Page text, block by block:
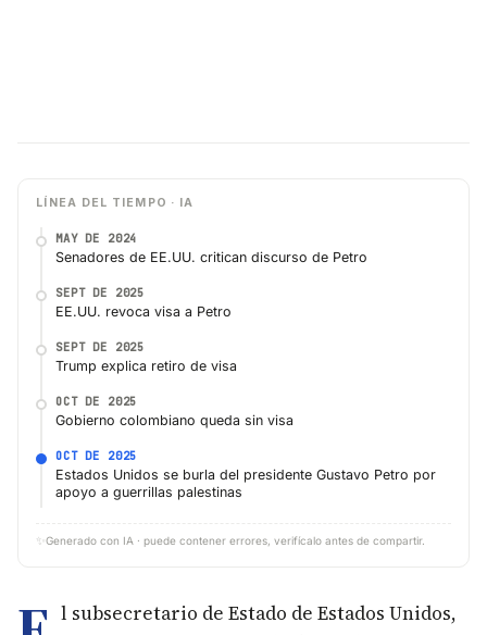
LÍNEA DEL TIEMPO · IA
MAY DE 2024
Senadores de EE.UU. critican discurso de Petro
SEPT DE 2025
EE.UU. revoca visa a Petro
SEPT DE 2025
Trump explica retiro de visa
OCT DE 2025
Gobierno colombiano queda sin visa
OCT DE 2025
Estados Unidos se burla del presidente Gustavo Petro por
apoyo a guerrillas palestinas
✨ Generado con IA · puede contener errores, verifícalo antes de compartir.
l subsecretario de Estado de Estados Unidos,